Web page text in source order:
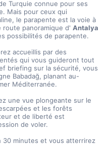
Mais pour ceux qui
le parapente est la voie à
route panoramique d' Antalya
possibilités de parapente.
accueillis par des
qui vous guideront tout
briefing sur la sécurité, vous
Babadağ, planant au-
Méditerranée.
et les forêts
et de liberté est
de voler.